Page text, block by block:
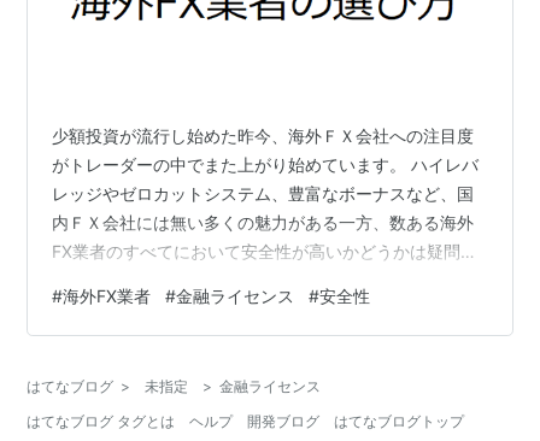
少額投資が流行し始めた昨今、海外ＦＸ会社への注目度
がトレーダーの中でまた上がり始めています。 ハイレバ
レッジやゼロカットシステム、豊富なボーナスなど、国
内ＦＸ会社には無い多くの魅力がある一方、数ある海外
FX業者のすべてにおいて安全性が高いかどうかは疑問が
び方」について、様々ある海外ＦＸを選ぶ際、安全性を
確保するためにはどこに注目すればよいかを解説してい
融ライセンスの有無 すべての海外ＦＸ会社は日本国内の
金融庁が発行している金融ライセンスを登録せずに活動
#海外FX業者 #金融ライセンス #安全性
はてなブログ > 未指定 > 金融ライセンス
はてなブログ タグとは
ヘルプ 開発ブログ はてなブログトップ